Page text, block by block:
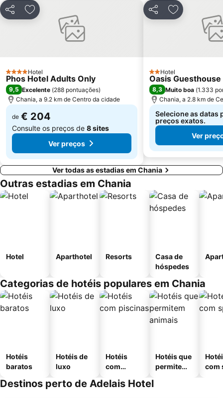
PartilharAdicionar aos favoritos
4 Estrelas
Hotel
Phos Hotel Adults Only
9,5 Excelente (288 pontuações)
Chania, a 9.2 km de Centro da cidade
de € 204
Consulte os preços de 8 sites
Ver preços
PartilharAdicionar
2 Estrelas
Hotel
Oasis Guesthouse
8,3 Muito boa (1.333
Chania, a 2.8 km de
Selecione as datas
preços exatos.
Ver
Ver todas as estadias em Chania
Outras estadias em Chania
Hotel Aparthotel Resorts
Casa de
hóspedes
Categorias de hotéis populares em Chania
Hotéis
baratos
Hotéis de
luxo
Hotéis
com
Hotéis que
permitem
com
Destinos perto de Adelais Hotel